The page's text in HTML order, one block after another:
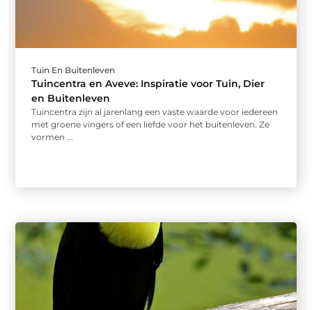
Tuin En Buitenleven
Tuincentra en Aveve: Inspiratie voor Tuin, Dier
en Buitenleven
Tuincentra zijn al jarenlang een vaste waarde voor iedereen
met groene vingers of een liefde voor het buitenleven. Ze
vormen ...